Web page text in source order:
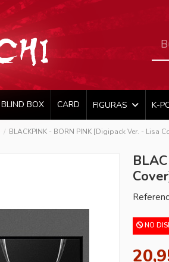
BLIND BOX CARD FIGURAS K-
BLACKPINK - BORN PINK [Digipack Ver. - Lisa
NO